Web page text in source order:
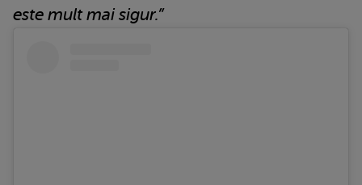
este mult mai sigur.”